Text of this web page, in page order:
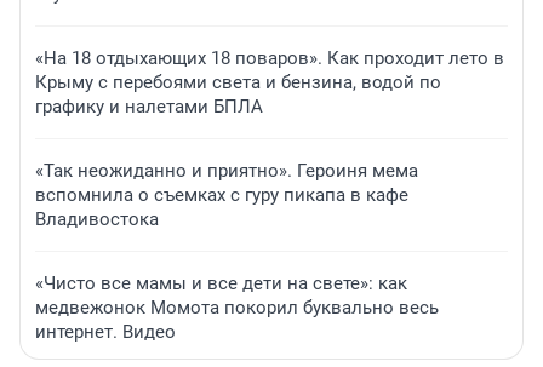
«На 18 отдыхающих 18 поваров». Как проходит лето в
Крыму с перебоями света и бензина, водой по
графику и налетами БПЛА
«Так неожиданно и приятно». Героиня мема
вспомнила о съемках с гуру пикапа в кафе
Владивостока
«Чисто все мамы и все дети на свете»: как
медвежонок Момота покорил буквально весь
интернет. Видео